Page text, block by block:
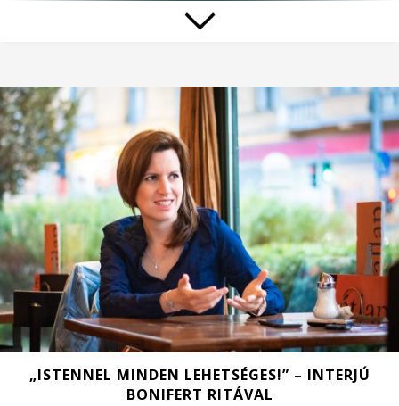
„ISTENNEL MINDEN LEHETSÉGES!” – INTERJÚ
BONIFERT RITÁVAL